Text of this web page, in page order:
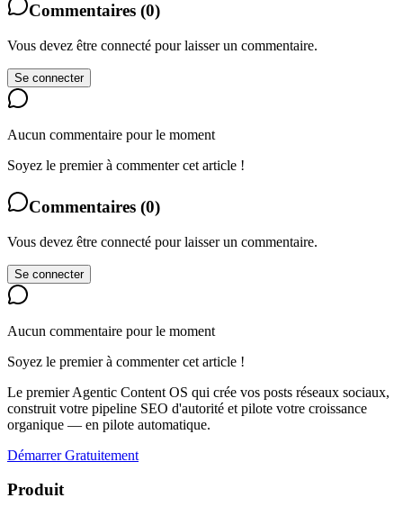
Commentaires (0)
Vous devez être connecté pour laisser un commentaire.
Se connecter
Aucun commentaire pour le moment
Soyez le premier à commenter cet article !
Commentaires (0)
Vous devez être connecté pour laisser un commentaire.
Se connecter
Aucun commentaire pour le moment
Soyez le premier à commenter cet article !
Le premier Agentic Content OS qui crée vos posts réseaux sociaux,
construit votre pipeline SEO d'autorité et pilote votre croissance
organique — en pilote automatique.
Démarrer Gratuitement
Produit